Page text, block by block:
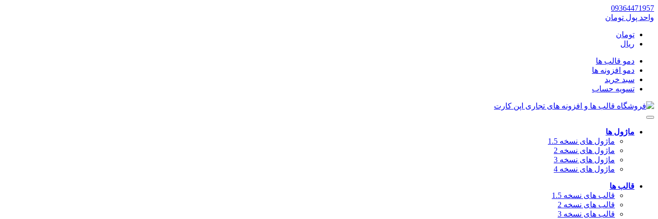
09364471957
واحد پول تومان
تومان
ریال
دمو قالب ها
دمو افزونه ها
سبد خرید
تسویه حساب
ماژول ها
ماژول های نسخه 1.5
ماژول های نسخه 2
ماژول های نسخه 3
ماژول های نسخه 4
قالب ها
قالب های نسخه 1.5
قالب های نسخه 2
قالب های نسخه 3